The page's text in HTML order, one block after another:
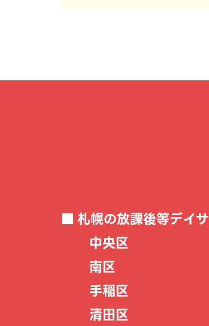
札幌の放課後等デイ
中央区
南区
手稲区
清田区